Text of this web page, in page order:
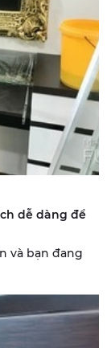
dễ dàng để
và bạn đang